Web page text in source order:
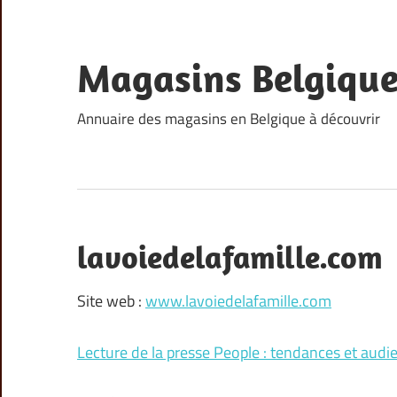
content
Magasins Belgique
Annuaire des magasins en Belgique à découvrir
lavoiedelafamille.com
Site web :www.lavoiedelafamille.com
Lecture de la presse People : tendances et